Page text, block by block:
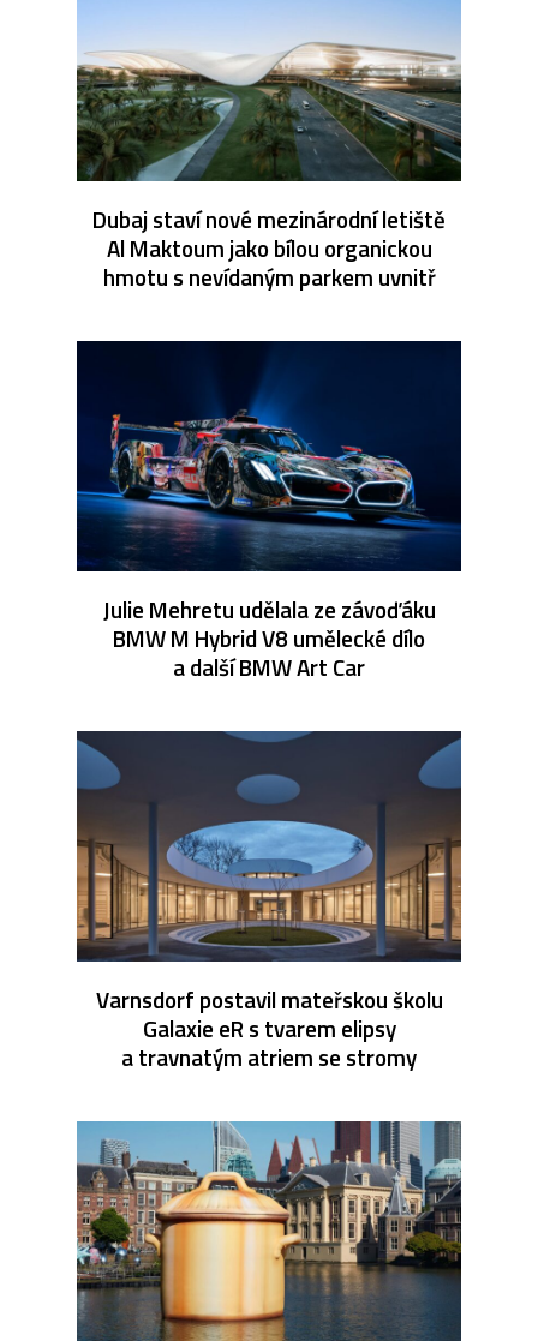
Dubaj staví nové mezinárodní letiště
Al Maktoum jako bílou organickou
hmotu s nevídaným parkem uvnitř
Julie Mehretu udělala ze závoďáku
BMW M Hybrid V8 umělecké dílo
a další BMW Art Car
Varnsdorf postavil mateřskou školu
Galaxie eR s tvarem elipsy
a travnatým atriem se stromy